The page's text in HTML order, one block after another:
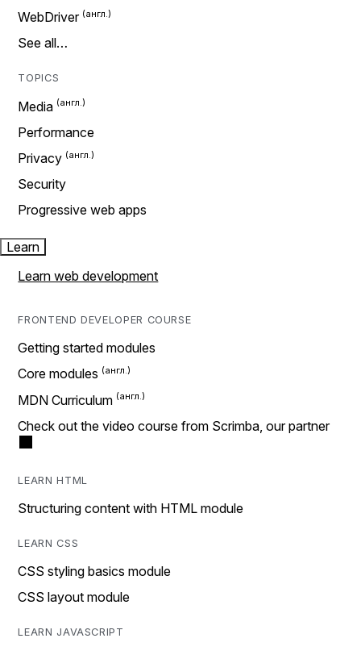
WebDriver
See all…
TOPICS
Media
Performance
Privacy
Security
Progressive web apps
Learn
Learn web development
FRONTEND DEVELOPER COURSE
Getting started modules
Core modules
MDN Curriculum
Check out the video course from Scrimba, our partner
LEARN HTML
Structuring content with HTML module
LEARN CSS
CSS styling basics module
CSS layout module
LEARN JAVASCRIPT